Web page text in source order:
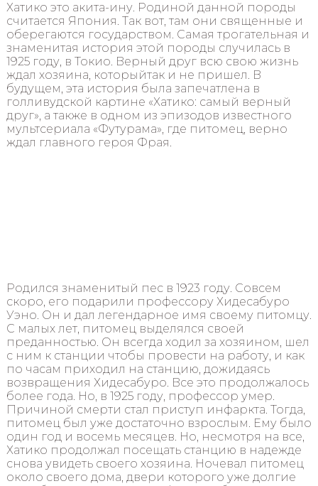
Хатико это акита-ину. Родиной данной породы
считается Япония. Так вот, там они священные и
оберегаются государством. Самая трогательная и
знаменитая история этой породы случилась в
1925 году, в Токио. Верный друг всю свою жизнь
ждал хозяина, которыйтак и не пришел. В
будущем, эта история была запечатлена в
голливудской картине «Хатико: самый верный
друг», а также в одном из эпизодов известного
мультсериала «Футурама», где питомец, верно
ждал главного героя Фрая.
Родился знаменитый пес в 1923 году. Совсем
скоро, его подарили профессору Хидесабуро
Уэно. Он и дал легендарное имя своему питомцу.
С малых лет, питомец выделялся своей
преданностью. Он всегда ходил за хозяином, шел
с ним к станции чтобы провести на работу, и как
по часам приходил на станцию, дожидаясь
возвращения Хидесабуро. Все это продолжалось
более года. Но, в 1925 году, профессор умер.
Причиной смерти стал приступ инфаркта. Тогда,
питомец был уже достаточно взрослым. Ему было
один год и восемь месяцев. Но, несмотря на все,
Хатико продолжал посещать станцию в надежде
снова увидеть своего хозяина. Ночевал питомец
около своего дома, двери которого уже долгие